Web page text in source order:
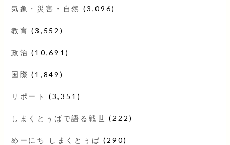
気象・災害・自然 (3,096)
教育 (3,552)
政治 (10,691)
国際 (1,849)
リポート (3,351)
しまくとぅばで語る戦世 (222)
めーにち しまくとぅば (290)